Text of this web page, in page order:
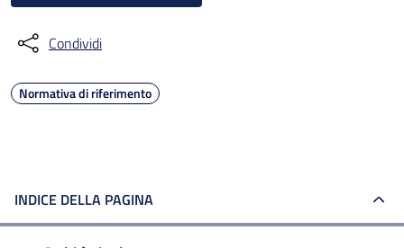
Condividi
Normativa di riferimento
INDICE DELLA PAGINA